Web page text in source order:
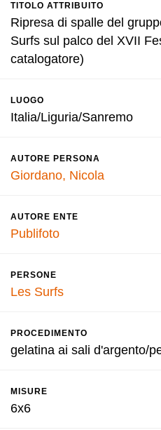
TITOLO ATTRIBUITO
Ripresa di spalle del
Surfs sul palco del XVII
catalogatore)
LUOGO
Italia/Liguria/Sanremo
AUTORE PERSONA
Giordano, Nicola
AUTORE ENTE
Publifoto
PERSONE
Les Surfs
PROCEDIMENTO
gelatina ai sali d'argento/
MISURE
6x6